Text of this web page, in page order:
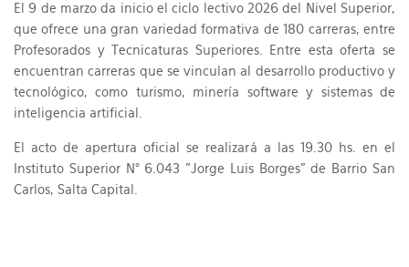
El 9 de marzo da inicio el ciclo lectivo 2026 del Nivel Superior,
que ofrece una gran variedad formativa de 180 carreras, entre
Profesorados y Tecnicaturas Superiores. Entre esta oferta se
encuentran carreras que se vinculan al desarrollo productivo y
tecnológico, como turismo, minería software y sistemas de
inteligencia artificial.
El acto de apertura oficial se realizará a las 19.30 hs. en el
Instituto Superior N° 6.043 "Jorge Luis Borges" de Barrio San
Carlos, Salta Capital.